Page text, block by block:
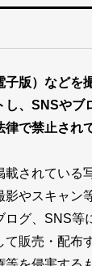
子版）などを
し、SNSやブ
で禁止され
載されている
影やスキャン
ログ、SNS等
て販売・配布